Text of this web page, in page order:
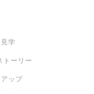
学
トーリー
ップ